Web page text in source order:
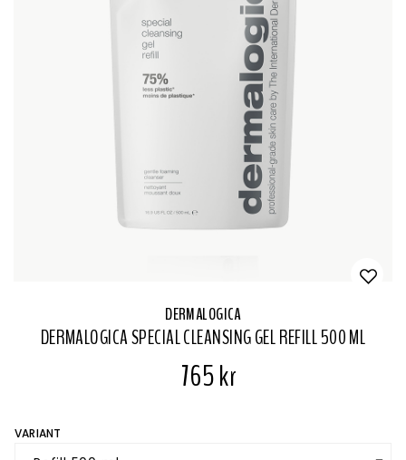
DERMALOGICA
DERMALOGICA SPECIAL CLEANSING GEL REFILL 500 ML
765 kr
VARIANT